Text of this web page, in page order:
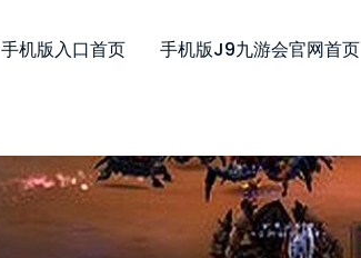
手机版入口首页 手机版j9九游会官网首页